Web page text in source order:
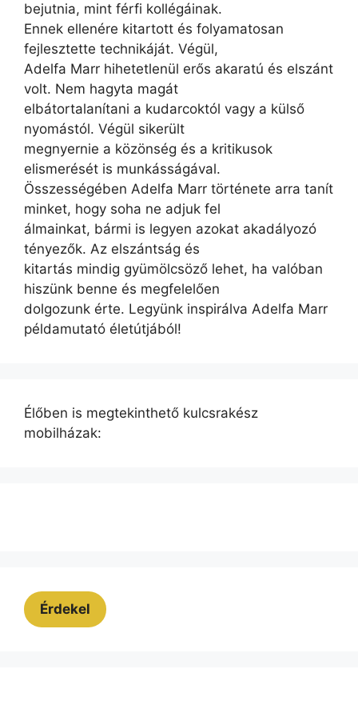
bejutnia, mint férfi kollégáinak.
Ennek ellenére kitartott és folyamatosan
fejlesztette technikáját. Végül,
Adelfa Marr hihetetlenül erős akaratú és elszánt
volt. Nem hagyta magát
elbátortalanítani a kudarcoktól vagy a külső
nyomástól. Végül sikerült
megnyernie a közönség és a kritikusok
elismerését is munkásságával.
Összességében Adelfa Marr története arra tanít
minket, hogy soha ne adjuk fel
álmainkat, bármi is legyen azokat akadályozó
tényezők. Az elszántság és
kitartás mindig gyümölcsöző lehet, ha valóban
hiszünk benne és megfelelően
dolgozunk érte. Legyünk inspirálva Adelfa Marr
példamutató életútjából!
Élőben is megtekinthető kulcsrakész
mobilházak:
Érdekel